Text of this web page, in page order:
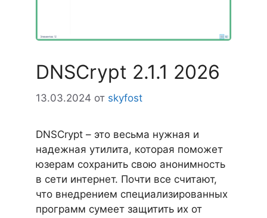
DNSCrypt 2.1.1 2026
13.03.2024 от skyfost
DNSCrypt – это весьма нужная и
надежная утилита, которая поможет
юзерам сохранить свою анонимность
в сети интернет. Почти все считают,
что внедрением специализированных
программ сумеет защитить их от